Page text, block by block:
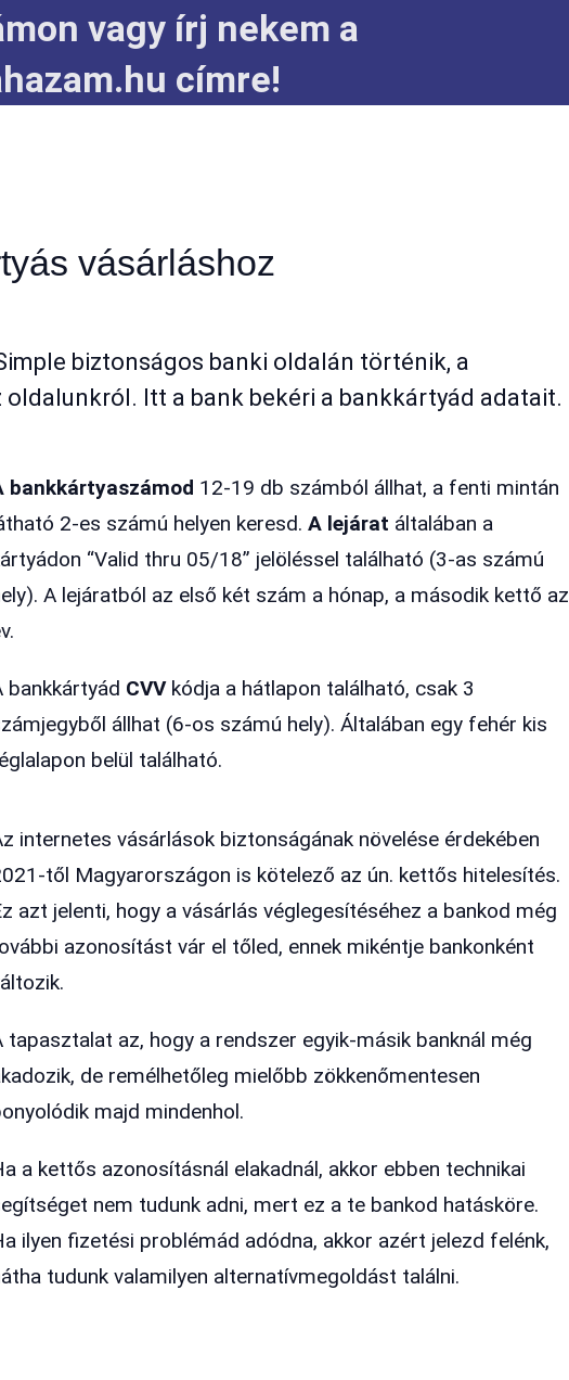
vagy írj nekem a
címre!
vásárláshoz
biztonságos banki oldalán történik, a
Itt a bank bekéri a bankkártyád adatait.
bankkártyaszámod 12-19 db számból állhat, a fenti mintán
2-es számú helyen keresd. A lejárat általában a
“Valid thru 05/18” jelöléssel található (3-as számú
A lejáratból az első két szám a hónap, a második kettő az
bankkártyád CVVkódja a hátlapon található, csak 3
állhat (6-os számú hely). Általában egy fehér kis
belül található.
internetes vásárlások biztonságának növelése érdekében
től Magyarországon is kötelező az ún. kettős hitelesítés.
azt jelenti, hogy a vásárlás véglegesítéséhez a bankod még
azonosítást vár el tőled, ennek mikéntje bankonként
tapasztalat az, hogy a rendszer egyik-másik banknál még
de remélhetőleg mielőbb zökkenőmentesen
majd mindenhol.
a kettős azonosításnál elakadnál, akkor ebben technikai
nem tudunk adni, mert ez a te bankod hatásköre.
ilyen fizetési problémád adódna, akkor azért jelezd felénk,
tudunk valamilyen alternatívmegoldást találni.